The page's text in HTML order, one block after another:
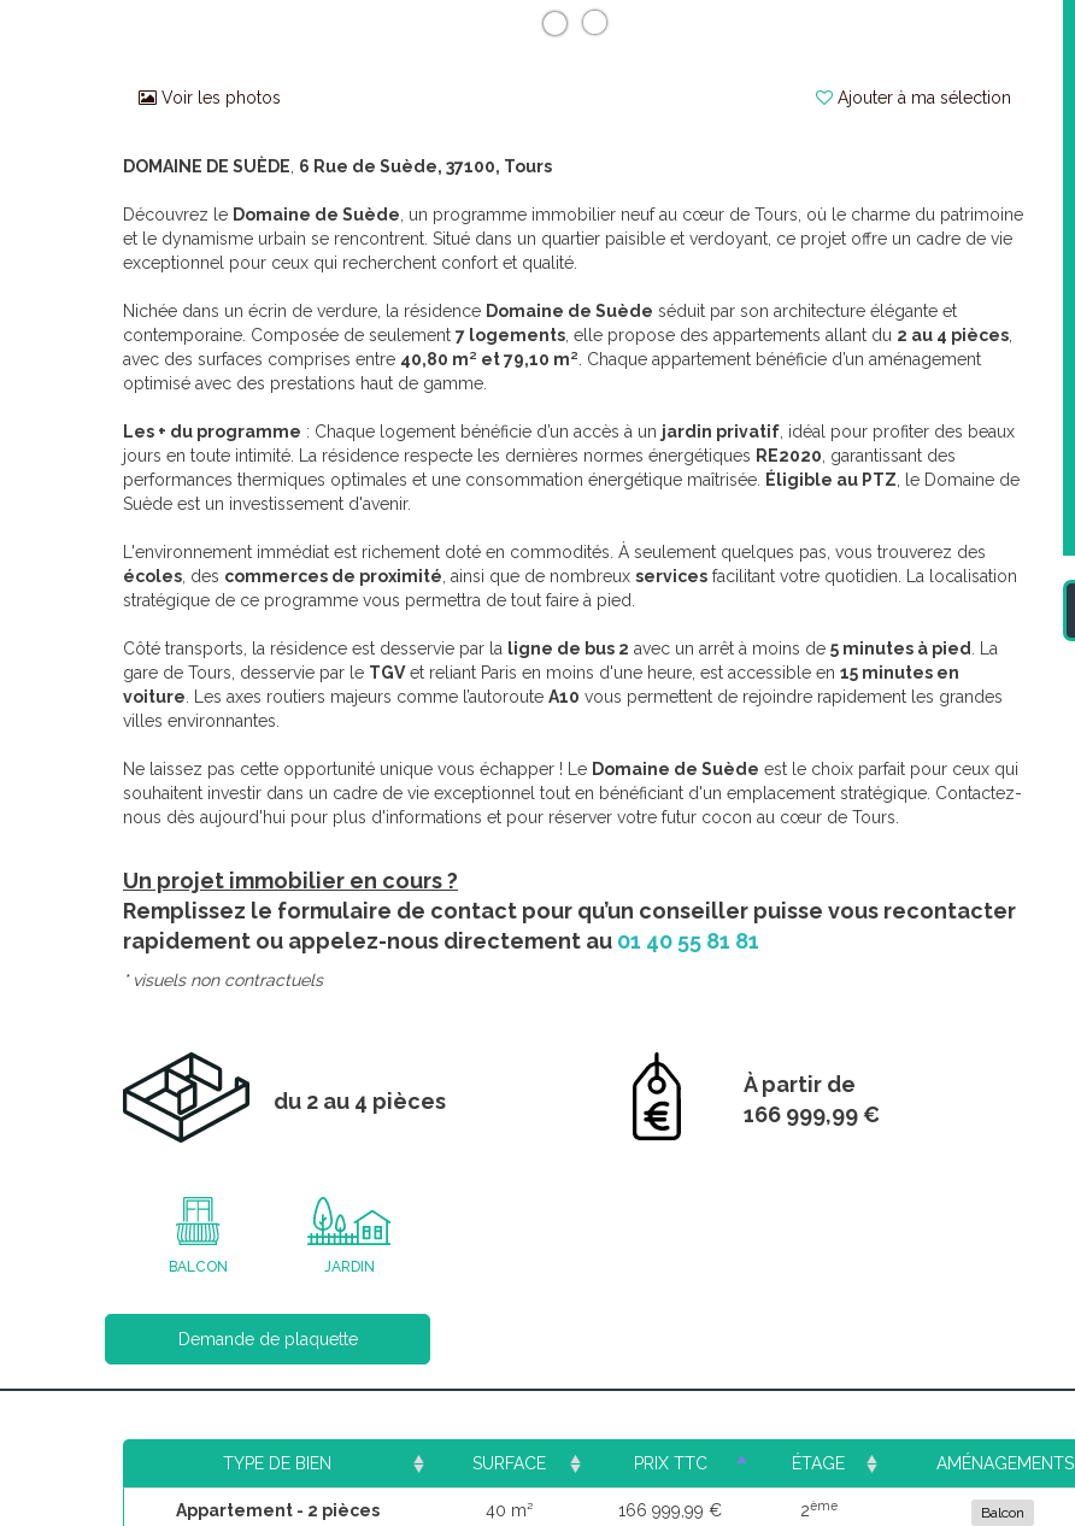
Voir les photos Ajouter à ma sélection
DOMAINE DE SUÈDE 6 Rue de Suède, 37100, Tours
Découvrez le Domaine de Suède , un programme immobilier neuf au cœur de Tours, où le charme du patrimoine
et le dynamisme urbain se rencontrent. Situé dans un quartier paisible et verdoyant, ce projet offre un cadre de vie
exceptionnel pour ceux qui recherchent confort et qualité.
Nichée dans un écrin de verdure, la résidence Domaine de Suède séduit par son architecture élégante et
contemporaine. Composée de seulement 7 logements , elle propose des appartements allant du 2 au 4 pièces
avec des surfaces comprises entre 40,80 m² et 79,10 m² . Chaque appartement bénéficie d’un aménagement
optimisé avec des prestations haut de gamme.
Les + du programme : Chaque logement bénéficie d’un accès à un jardin privatif , idéal pour profiter des beaux
jours en toute intimité. La résidence respecte les dernières normes énergétiques RE2020 , garantissant des
performances thermiques optimales et une consommation énergétique maîtrisée.
Éligible au PTZ , le Domaine de
Suède est un investissement d'avenir.
L'environnement immédiat est richement doté en commodités. À seulement quelques pas, vous trouverez des
écoles , des commerces de proximité , ainsi que de nombreux services facilitant votre quotidien. La localisation
stratégique de ce programme vous permettra de tout faire à pied.
Côté transports, la résidence est desservie par la ligne de bus 2 avec un arrêt à moins de 5 minutes à pied
. La
gare de Tours, desservie par le TGVet reliant Paris en moins d'une heure, est accessible en 15 minutes en
voiture . Les axes routiers majeurs comme l’autoroute A10 vous permettent de rejoindre rapidement les grandes
villes environnantes.
Ne laissez pas cette opportunité unique vous échapper ! Le Domaine de Suède est le choix parfait pour ceux qui
souhaitent investir dans un cadre de vie exceptionnel tout en bénéficiant d'un emplacement stratégique. Contactez-
nous dès aujourd'hui pour plus d'informations et pour réserver votre futur cocon au cœur de Tours.
Un projet immobilier en cours ?
Remplissez le formulaire de contact pour qu’un conseiller puisse vous recontacter
rapidement ou appelez-nous directement au 01 40 55 81 81
* visuels non contractuels
du 2 au 4 pièces
À partir de
166 999,99 €
BALCON JARDIN
Demande de plaquette
TYPE DE BIEN SURFACE PRIX TTC ÉTAGE AMÉNAGEMENTS
Appartement - 2 pièces 40 m² 166 999,99 € 2ème Balcon